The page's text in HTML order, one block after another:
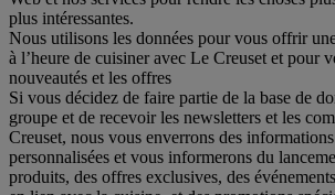
plus intéressantes.
Nous utilisons les données pour vous offrir
à l’heure de cuisiner avec Le Creuset et pour
nouveautés et les offres
Si vous décidez de faire partie de la base de
groupe et de recevoir les newsletters et les
Creuset, nous vous enverrons des
personnalisées et vous informerons du
produits, des offres exclusives, des